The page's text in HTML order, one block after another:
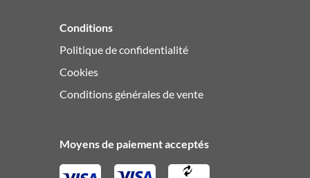
Conditions
Politique de confidentialité
Cookies
Conditions générales de vente
Moyens de paiement acceptés